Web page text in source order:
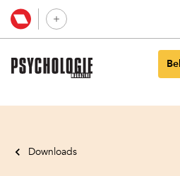
Downloads